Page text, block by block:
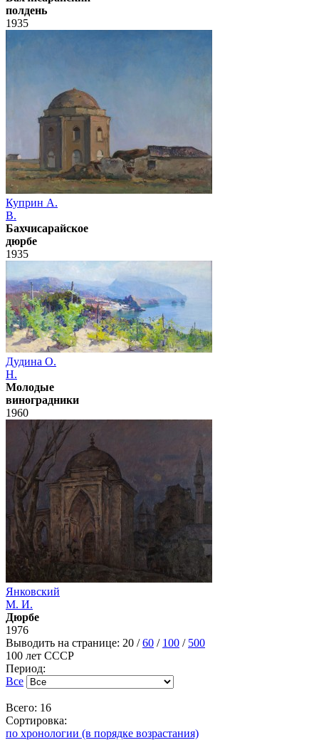
полдень
1935
Куприн А.
В.
Бахчисарайское
дюрбе
1935
Дудина О.
Н.
Молодые
виноградники
1960
Янковский
М. И.
Дюрбе
1976
Выводить на странице: 20 /60 / 100 / 500
100 лет СССР
Период:
Все
Всего: 16
Сортировка:
по хронологии (в порядке возрастания)